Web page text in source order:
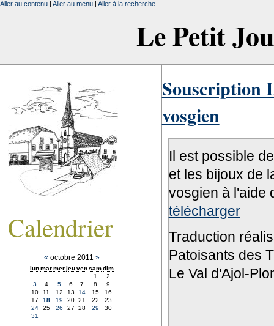
Le Petit
Aller au contenu | Aller au menu | Aller à la recherche
Souscription
vosgien
Il est possible
et les bijoux de
vosgien à l'aide
télécharger
Traduction
Patoisants des
Le Val d'Ajol-
Calendrier
« octobre 2011»
lunmarmerjeuvensamdim
1
2
3
4 5 6 7 8
9
10
11 12 13 14 15
16
17
18 19 20 21 22
23
24
25 26 27 28 29
30
31